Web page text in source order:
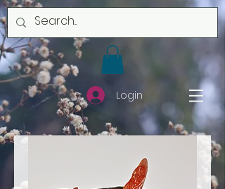
Login